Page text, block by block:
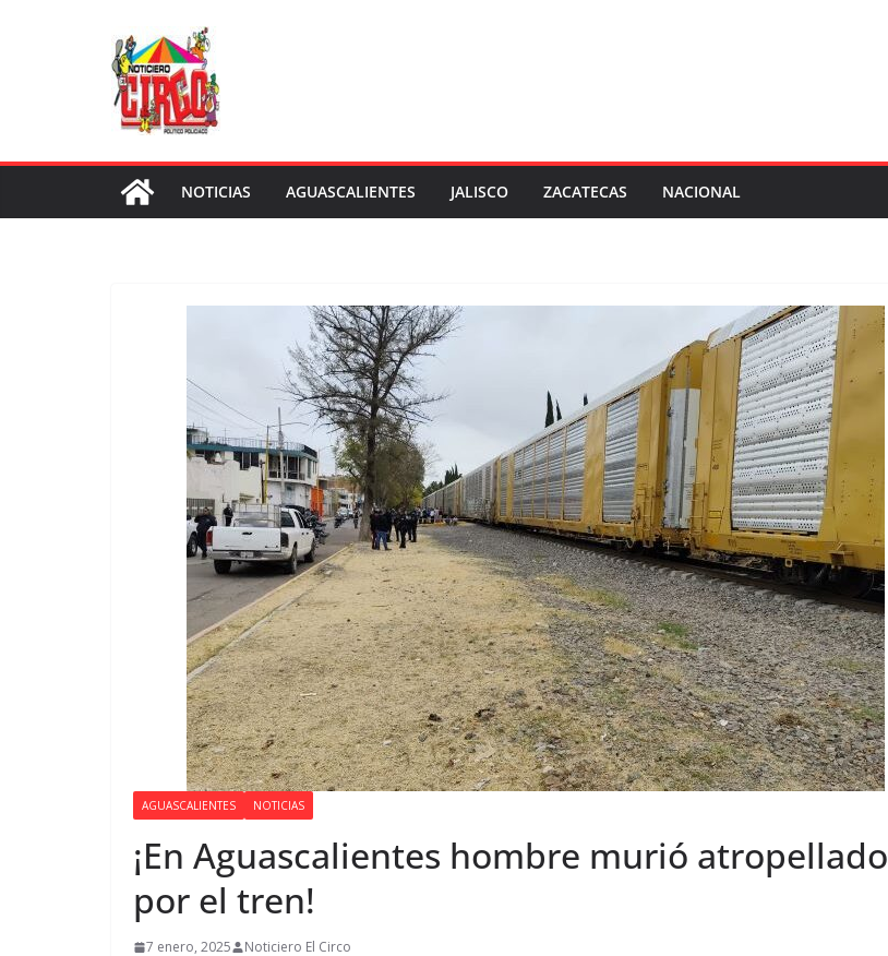
NOTICIAS AGUASCALIENTES JALISCO ZACATECAS NACIONAL
AGUASCALIENTES NOTICIAS
¡En Aguascalientes hombre murió atropellado
por el tren!
7 enero, 2025 Noticiero El Circo